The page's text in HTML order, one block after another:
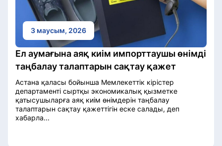
3 маусым, 2026
Ел аумағына аяқ киім импорттаушы өнімді
таңбалау талаптарын сақтау қажет
Астана қаласы бойынша Мемлекеттік кірістер
департаменті сыртқы экономикалық қызметке
қатысушыларға аяқ киім өнімдерін таңбалау
талаптарын сақтау қажеттігін еске салады, деп
хабарла...